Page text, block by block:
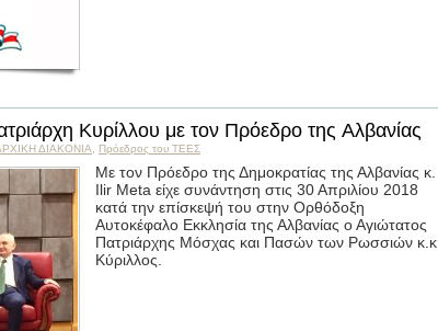
Κυρίλλου με τον Πρόεδρο της Αλβανίας
ΔΙΑΚΟΝΙΑ Пρόεδρος του ΤΕΕΣ
Με τον Πρόεδρο της Δημοκρατίας της Αλβανίας κ.
Ilir Meta είχε συνάντηση στις 30 Απριλίου 2018
κατά την επίσκεψή του στην Ορθόδοξη
Αυτοκέφαλο Εκκλησία της Αλβανίας ο Αγιώτατος
Πατριάρχης Μόσχας και Πασών των Ρωσσιών κ.κ.
Κύριλλος.